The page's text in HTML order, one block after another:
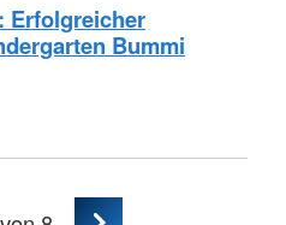
Erfolgreicher
Bummi